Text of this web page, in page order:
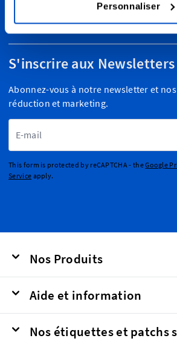
Personnaliser
Nous livrons partout en Suisse, de
passant par Berne et dans le monde
S'inscrire aux Newsletters
Abonnez-vous à notre newsletter et
réduction et marketing.
This form is protected by reCAPTCHA - theGoogle
Service apply.
Nos Produits
Aide et information
Nos étiquettes et patchs